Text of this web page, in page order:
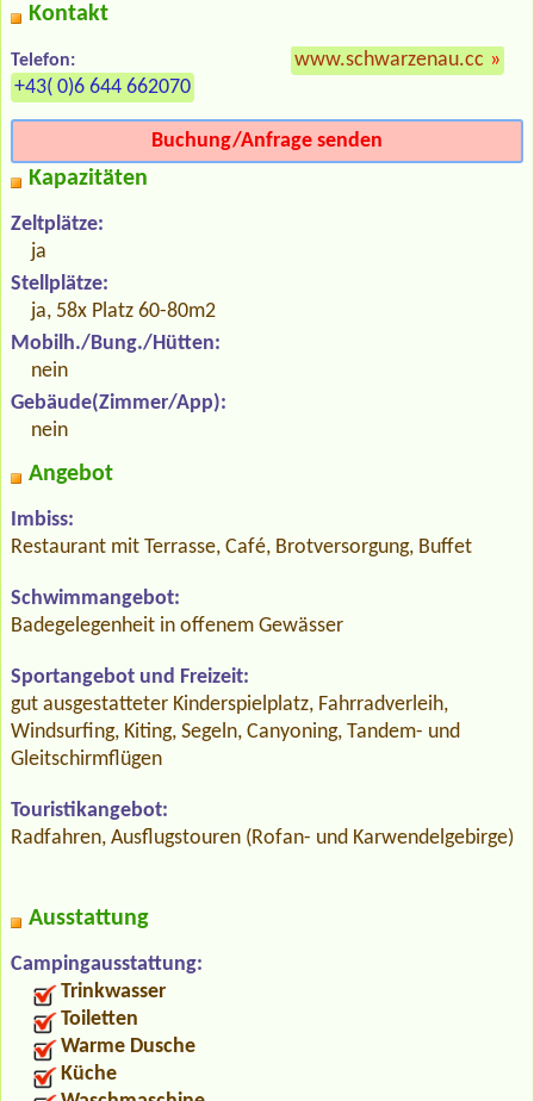
Kontakt
Telefon:
+43( 0)6 644 662070
www.schwarzenau.cc »
Buchung/Anfrage senden
Kapazitäten
Zeltplätze:
ja
Stellplätze:
ja, 58x Platz 60-80m2
Mobilh./Bung./Hütten:
nein
Gebäude(Zimmer/App):
nein
Angebot
Imbiss:
Restaurant mit Terrasse, Café, Brotversorgung, Buffet
Schwimmangebot:
Badegelegenheit in offenem Gewässer
Sportangebot und Freizeit:
gut ausgestatteter Kinderspielplatz, Fahrradverleih,
Windsurfing, Kiting, Segeln, Canyoning, Tandem- und
Gleitschirmflügen
Touristikangebot:
Radfahren, Ausflugstouren (Rofan- und Karwendelgebirge)
Ausstattung
Campingausstattung:
Trinkwasser
Toiletten
Warme Dusche
Küche